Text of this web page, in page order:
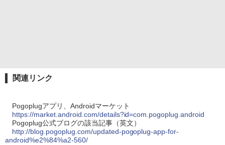
関連リンク
Pogoplugアプリ、Androidマーケット
https://market.android.com/details?id=com.pogoplug.android
Pogoplug公式ブログの該当記事（英文）
http://blog.pogoplug.com/updated-pogoplug-app-for-
android%e2%84%a2-560/